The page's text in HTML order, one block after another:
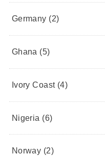
Germany (2)
Ghana (5)
Ivory Coast (4)
Nigeria (6)
Norway (2)